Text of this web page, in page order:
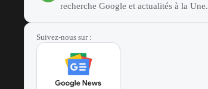
recherche Google et actualités à la Une.
Suivez-nous sur :